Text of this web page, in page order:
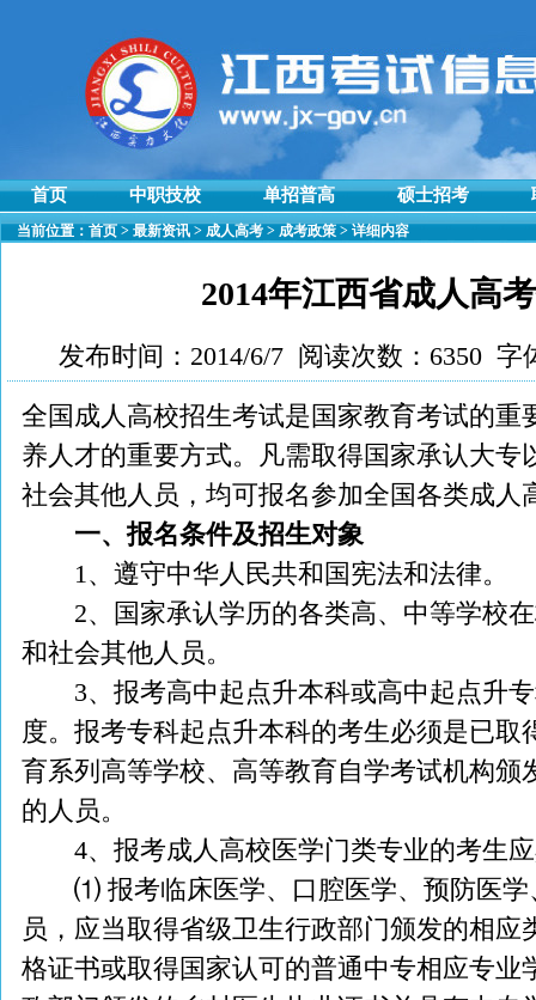
首页 中职技校 单招普高 硕士招考
当前位置： 首页 > 最新资讯 > 成人高考 > 成考政策 > 详细内容
2014年江西省成人高
发布时间：2014/6/7 阅读次数：6350 字
全国成人高校招生考试是国家教育考试的重
养人才的重要方式。凡需取得国家承认大专
社会其他人员，均可报名参加全国各类成人
一、报名条件及招生对象
1、遵守中华人民共和国宪法和法律。
2、国家承认学历的各类高、中等学校在
和社会其他人员。
3、报考高中起点升本科或高中起点升专
度。报考专科起点升本科的考生必须是已取
育系列高等学校、高等教育自学考试机构颁
的人员。
4、报考成人高校医学门类专业的考生应
⑴ 报考临床医学、口腔医学、预防医学
员，应当取得省级卫生行政部门颁发的相
格证书或取得国家认可的普通中专相应专业